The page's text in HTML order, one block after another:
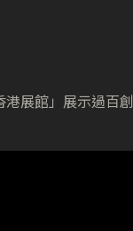
展館」展示過百創